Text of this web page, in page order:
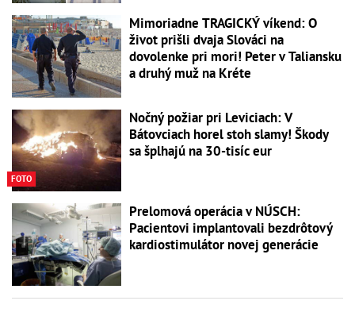
Mimoriadne TRAGICKÝ víkend: O
život prišli dvaja Slováci na
dovolenke pri mori! Peter v Taliansku
a druhý muž na Kréte
FOTO
Nočný požiar pri Leviciach: V
Bátovciach horel stoh slamy! Škody
sa šplhajú na 30-tisíc eur
Prelomová operácia v NÚSCH:
Pacientovi implantovali bezdrôtový
kardiostimulátor novej generácie